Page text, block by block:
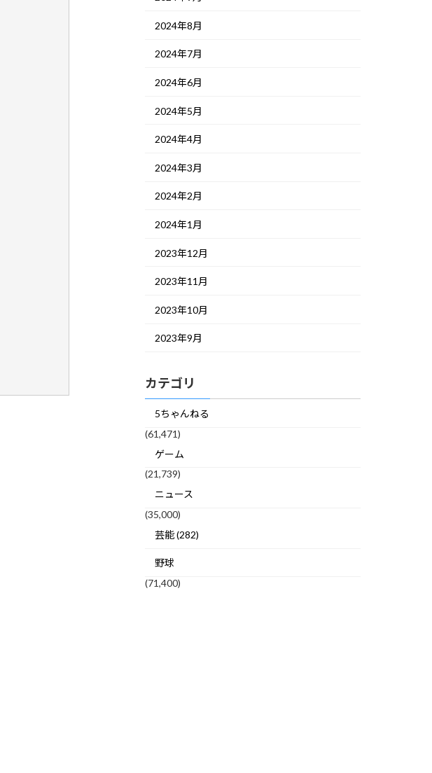
2024年8月
2024年7月
2024年6月
2024年5月
2024年4月
2024年3月
2024年2月
2024年1月
2023年12月
2023年11月
2023年10月
2023年9月
カテゴリ
5ちゃんねる
(61,471)
ゲーム
(21,739)
ニュース
(35,000)
芸能 (282)
野球
(71,400)